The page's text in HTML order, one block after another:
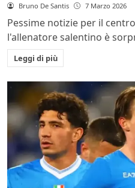
Bruno De Santis 7 Marzo 2026
Pessime notizie per il
l'allenatore salentino è
Leggi di più